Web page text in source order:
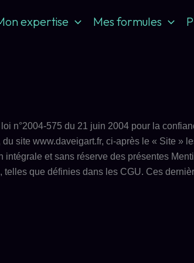
expertise Mes formules
n°2004-575 du 21 juin 2004 pour la
site www.daveigart.fr, ci-après le « Site »
et sans réserve des présentes
que définies dans les CGU. Ces